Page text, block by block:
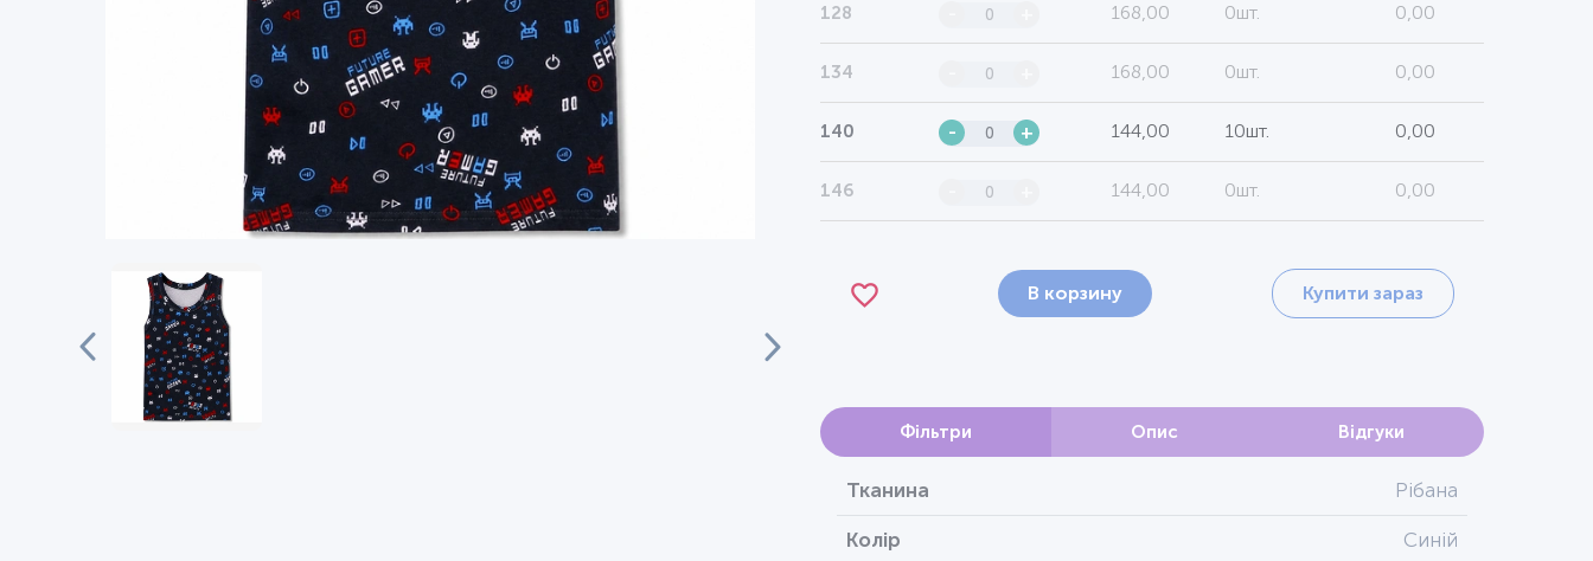
128 168,00 0шт. 0,00
134 168,00 0шт. 0,00
140 - + 144,00 10шт. 0,00
146 144,00 0шт. 0,00
В корзину Купити зараз
Фільтри Опис Відгуки
Тканина Рібана
Колір Синій